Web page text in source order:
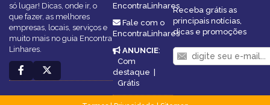
só lugar! Dicas, onde ir, o
que fazer, as melhores
empresas, locais, serviços e
muito mais no guia Encontra
Linhares.
EncontraLinhares
Fale com o
EncontraLinhares
ANUNCIE:
Com
destaque
Grátis
Receba grátis as
principais notícias,
dicas e promoções